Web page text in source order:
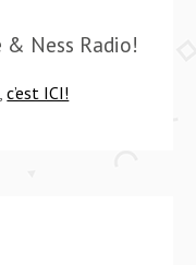
& Ness Radio!
c’est ICI!